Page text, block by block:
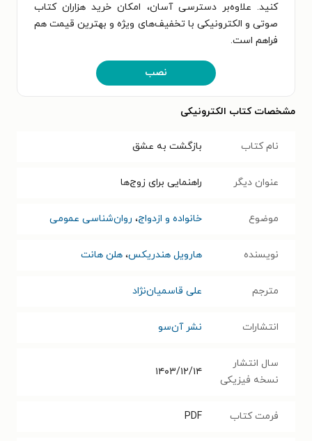
کنید. علاوه‌بر دسترسی آسان، امکان خرید هزاران کتاب
صوتی و الکترونیکی با تخفیف‌های ویژه و بهترین قیمت هم
فراهم است.
نصب
مشخصات کتاب الکترونیکی
نام کتاب بازگشت به عشق
عنوان دیگر راهنمایی برای زوج‌ها
موضوع خانواده و ازدواج، روان‌شناسی عمومی
نویسنده هارویل هندریکس، هلن هانت
مترجم علی قاسمیان‌نژاد
انتشارات نشر آن‌سو
سال انتشار
نسخه فیزیکی
۱۴۰۳/۱۲/۱۴
فرمت کتاب PDF